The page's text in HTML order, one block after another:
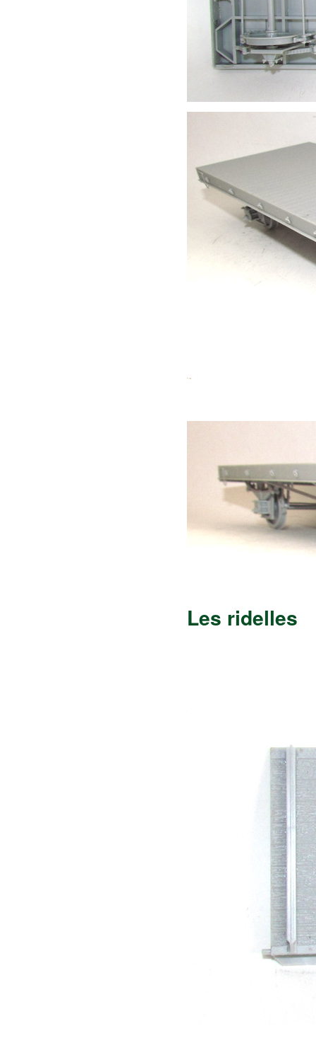
Les ridelles